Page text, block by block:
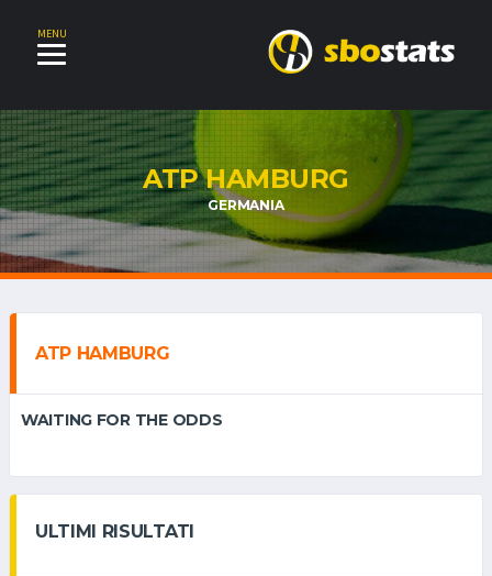
MENU
ATP HAMBURG
GERMANIA
ATP HAMBURG
WAITING FOR THE ODDS
ULTIMI RISULTATI